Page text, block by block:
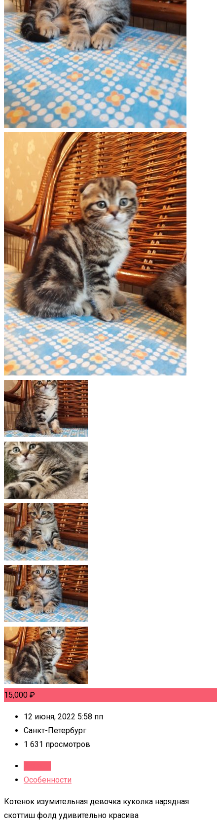
15,000 ₽
12 июня, 2022 5:58 пп
Санкт-Петербург
1 631 просмотров
Особенности
Котенок изумительная девочка куколка нарядная
скоттиш фолд удивительно красива